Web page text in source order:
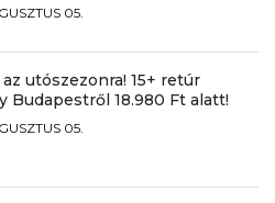
05.
utószezonra! 15+ retúr
Budapestről 18.980 Ft alatt!
05.